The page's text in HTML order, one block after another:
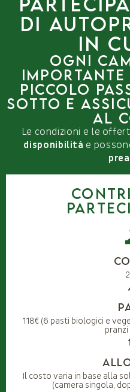
di
in
Ogni
importante
piccolo
sotto e
al
Le condizioni e le
disponibilità e
118€ (6 pasti biologici e
pranzi
Il costo varia in base alla
(camera singola,